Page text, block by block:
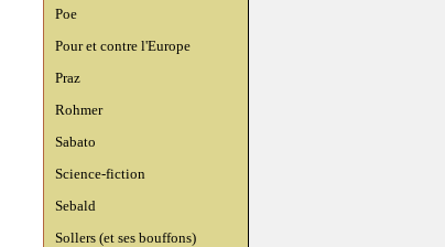
Poe
Pour et contre l'Europe
Praz
Rohmer
Sabato
Science-fiction
Sebald
Sollers (et ses bouffons)